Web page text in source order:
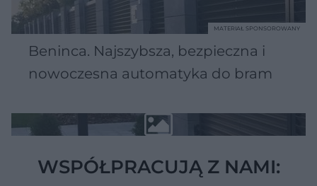
Beninca. Najszybsza, bezpieczna i
nowoczesna automatyka do bram
MATERIAŁ SPONSOROWANY
WSPÓŁPRACUJĄ Z NAMI: